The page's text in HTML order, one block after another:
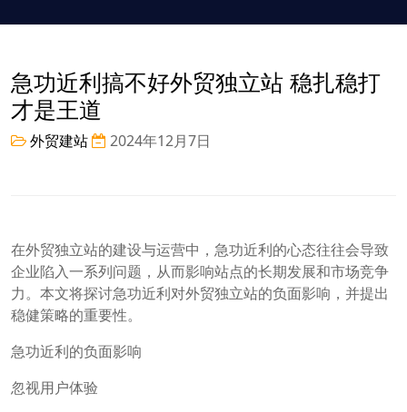
急功近利搞不好外贸独立站 稳扎稳打
才是王道
外贸建站 2024年12月7日
在外贸独立站的建设与运营中，急功近利的心态往往会导致
企业陷入一系列问题，从而影响站点的长期发展和市场竞争
力。本文将探讨急功近利对外贸独立站的负面影响，并提出
稳健策略的重要性。
急功近利的负面影响
忽视用户体验